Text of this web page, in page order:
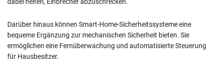
Darüber hinaus können Smart-Home-Sicherheitssysteme eine
bequeme Ergänzung zur mechanischen Sicherheit bieten. Sie
ermöglichen eine Fernüberwachung und automatisierte Steuerung
für Hausbesitzer.